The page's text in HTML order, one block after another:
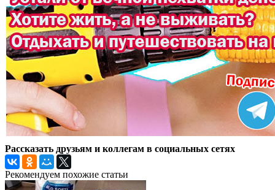
Рассказать друзьям и коллегам в социальных сетях
Рекомендуем похожие статьи